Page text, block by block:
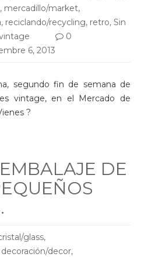
, mercadillo/market,
, reciclando/recycling, retro, Sin
0
6, 2013
segundo fin de semana de
vintage, en el Mercado de
?
DE
glass,
decoración/decor,